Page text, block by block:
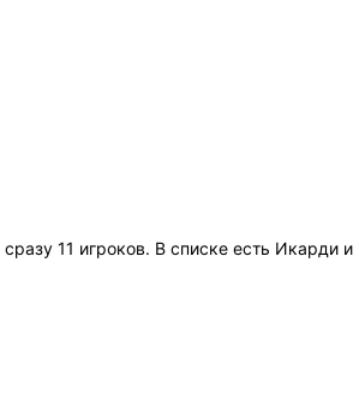
11 игроков. В списке есть Икарди и